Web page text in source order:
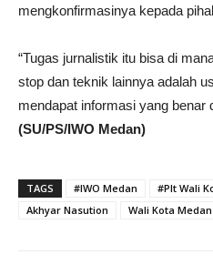
mengkonfirmasinya kepada
“Tugas jurnalistik itu bisa di
stop dan teknik lainnya adalah
mendapat informasi yang benar
(SU/PS/IWO Medan)
TAGS #IWO Medan #Plt Wali
Akhyar Nasution
Wali Kota Medan